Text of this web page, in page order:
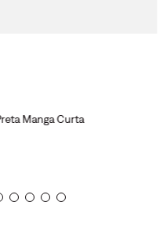
Manga Curta